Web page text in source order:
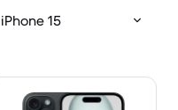
iPhone 15